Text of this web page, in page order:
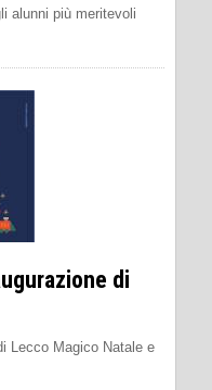
alunni più meritevoli
di
Lecco Magico Natale e